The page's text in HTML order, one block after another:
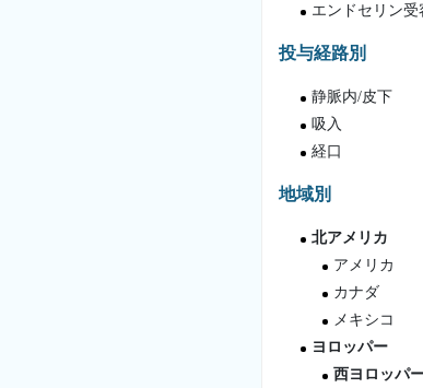
エンドセリン受
投与経路別
静脈内/皮下
吸入
経口
地域別
北アメリカ
アメリカ
カナダ
メキシコ
ヨロッパー
西ヨロッパ